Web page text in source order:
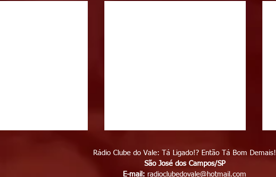
Rádio Clube do Vale: Tá Ligado!? Então Tá Bom Demais!
São José dos Campos/SP
E-mail: radioclubedovale@hotmail.com